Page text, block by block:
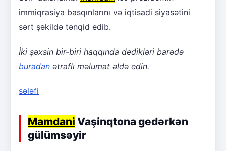
immiqrasiya basqınlarını və iqtisadi siyasətini
sərt şəkildə tənqid edib.
İki şəxsin bir-biri haqqında dedikləri barədə
buradan ətraflı məlumat əldə edin.
sələfi
Mamdani Vaşinqtona gedərkən
gülümsəyir